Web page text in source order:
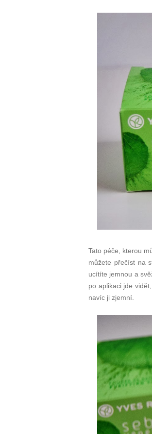
Tato péče, kterou
můžete přečíst na
ucítíte jemnou a
po aplikaci jde
navíc ji zjemní.